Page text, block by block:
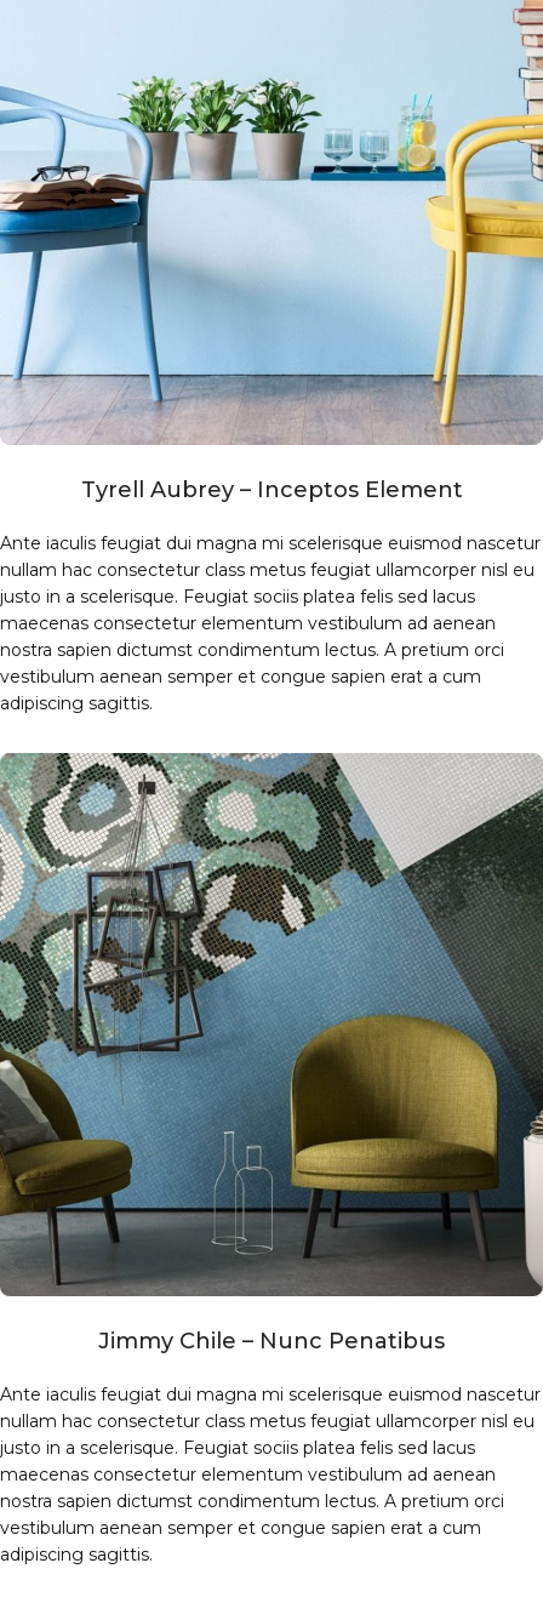
Tyrell Aubrey – Inceptos Element
Ante iaculis feugiat dui magna mi scelerisque euismod nascetur
nullam hac consectetur class metus feugiat ullamcorper nisl eu
justo in a scelerisque. Feugiat sociis platea felis sed lacus
maecenas consectetur elementum vestibulum ad aenean
nostra sapien dictumst condimentum lectus. A pretium orci
vestibulum aenean semper et congue sapien erat a cum
adipiscing sagittis.
Jimmy Chile – Nunc Penatibus
Ante iaculis feugiat dui magna mi scelerisque euismod nascetur
nullam hac consectetur class metus feugiat ullamcorper nisl eu
justo in a scelerisque. Feugiat sociis platea felis sed lacus
maecenas consectetur elementum vestibulum ad aenean
nostra sapien dictumst condimentum lectus. A pretium orci
vestibulum aenean semper et congue sapien erat a cum
adipiscing sagittis.